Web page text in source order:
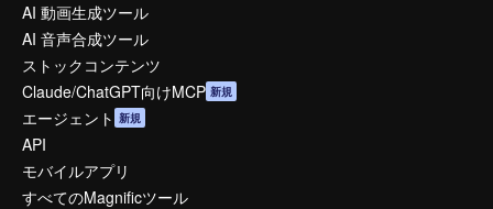
AI 動画生成ツール
AI 音声合成ツール
ストックコンテンツ
Claude/ChatGPT向けMCP 新規
エージェント 新規
API
モバイルアプリ
すべてのMagnificツール